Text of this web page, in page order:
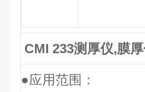
CMI 233测厚仪,膜
●应用范围：